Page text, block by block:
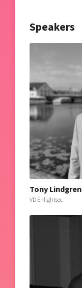
Speakers
Tony Lindgren
VD Enlightsec